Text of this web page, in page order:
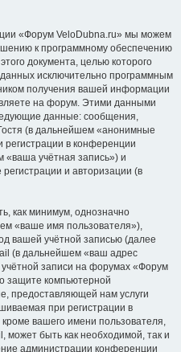
«Форум VeloDubna.ru» мы можем
к программному обеспечению
документа, целью которого
исключительно программным
получения вашей информации
на форум. Этими данными
данные: сообщения,
(в дальнейшем «анонимные
в конференции
учётная запись») и
и авторизации (в
как минимум, однозначно
«ваше имя пользователя»),
вашей учётной записью (далее
(в дальнейшем «ваш адрес
записи на форумах «Форум
защите компьютерной
предоставляющей нам услуги
при регистрации в
вашего имени пользователя,
может быть как необходимой, так и
администрации конференции